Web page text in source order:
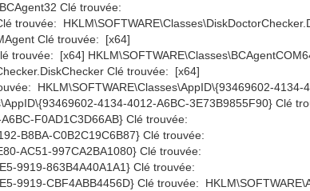
Clé trouvée:
trouvée:
Clé trouvée: [x64]
trouvée: [x64]
Clé trouvée: [x64]
HKLM\SOFTWARE\Classes\AppID\{93469602-4134-
4134-4012-A6BC-3E73B9855F90} Clé
F0AD1C3D66AB} Clé trouvée:
B8BA-C0B2C19C6B87} Clé trouvée:
AC51-997CA2BA1080} Clé trouvée:
9919-863B4A40A1A1} Clé trouvée:
9919-CBF4ABB4456D} Clé trouvée: